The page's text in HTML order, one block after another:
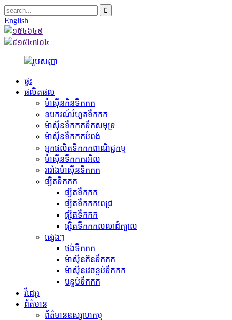
English
ផ្ទះ
ផលិតផល
ម៉ាស៊ីនកិនទឹកកក
ឧបករណ៍រំហួតទឹកកក
ម៉ាស៊ីនទឹកកកទឹកសមុទ្រ
ម៉ាស៊ីនទឹកកកបំពង់
អ្នកផលិតទឹកកកពាណិជ្ជកម្ម
ម៉ាស៊ីនទឹកកករអិល
រារាំងម៉ាស៊ីនទឹកកក
ផ្សិតទឹកកក
ផ្សិតទឹកកក
ផ្សិតទឹកកកពេជ្រ
ផ្សិតទឹកកក
ផ្សិតទឹកកកលលាដ៍ក្បាល
ផ្សេងៗ
ថង់ទឹកកក
ម៉ាស៊ីនកិនទឹកកក
ម៉ាស៊ីនវេចខ្ចប់ទឹកកក
បន្ទប់ទឹកកក
វីដេអូ
ព័ត៌មាន
ព័ត៌មានឧស្សាហកម្ម